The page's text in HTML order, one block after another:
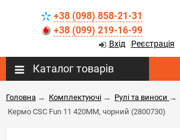
+38 (098) 858-21-31
+38 (099) 219-16-99
Вхід Реєстрація
Каталог товарів
Головна → Комплектуючі → Рулі та виноси →
Кермо CSC Fun 11 420ММ, чорний (2800730)